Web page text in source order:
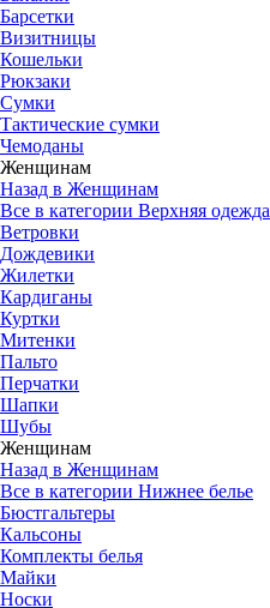
Барсетки
Визитницы
Кошельки
Рюкзаки
Сумки
Тактические сумки
Чемоданы
Женщинам
Назад в Женщинам
Все в категории Верхняя одежда
Ветровки
Дождевики
Жилетки
Кардиганы
Куртки
Митенки
Пальто
Перчатки
Шапки
Шубы
Женщинам
Назад в Женщинам
Все в категории Нижнее белье
Бюстгальтеры
Кальсоны
Комплекты белья
Майки
Носки